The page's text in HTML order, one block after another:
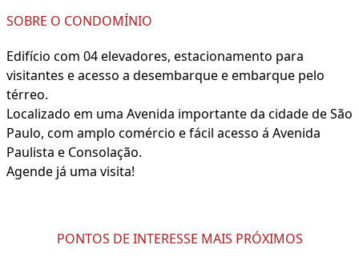
SOBRE O CONDOMÍNIO
Edifício com 04 elevadores, estacionamento para
visitantes e acesso a desembarque e embarque pelo
térreo.
Localizado em uma Avenida importante da cidade de São
Paulo, com amplo comércio e fácil acesso á Avenida
Paulista e Consolação.
Agende já uma visita!
PONTOS DE INTERESSE MAIS PRÓXIMOS